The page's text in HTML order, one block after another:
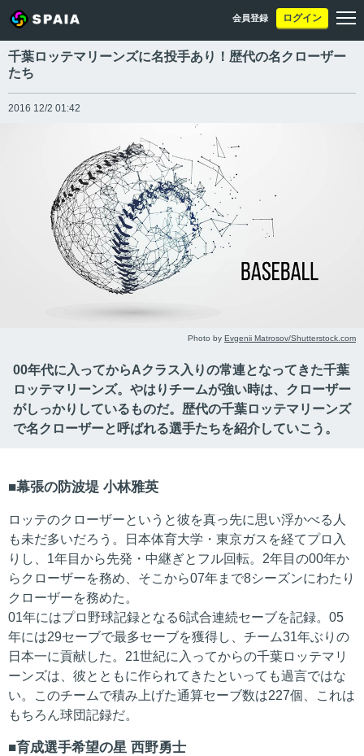
会員登録 ログイン
千葉ロッテマリーンズに名投手あり！歴代の名クローザー
たち
2016 12/2 01:42
Photo by Evgenii Matrosov/Shutterstock.com
00年代に入ってからAクラス入りの常連となってきた千葉
ロッテマリーンズ。やはりチームが強い時は、クローザー
がしっかりしているものだ。歴代の千葉ロッテマリーンズ
で名クローザーと呼ばれる選手たちを紹介していこう。
幕張の防波堤 小林雅英
ロッテのクローザーというと彼を真っ先に思い浮かべる人
も未だ多いだろう。日本体育大学・東京ガスを経てプロ入
りし、1年目から先発・中継ぎとフル回転。2年目の00年か
らクローザーを務め、そこから07年まで8シーズンにわたり
クローザーを務めた。
01年にはプロ野球記録となる6試合連続セーブを記録。05
年には29セーブで最多セーブを獲得し、チーム31年ぶりの
日本一に貢献した。21世紀に入ってからの千葉ロッテマリ
ーンズは、彼とともに作られてきたといっても過言ではな
い。このチームで積み上げた通算セーブ数は227個、これは
もちろん球団記録だ。
育成選手希望の星 西野勇士